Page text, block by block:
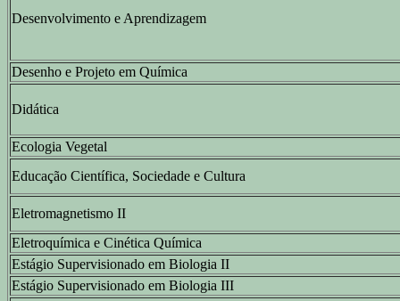
Desenvolvimento e Aprendizagem
Desenho e Projeto em Química
Didática
Ecologia Vegetal
Educação Científica, Sociedade e Cultura
Eletromagnetismo II
Eletroquímica e Cinética Química
Estágio Supervisionado em Biologia II
Estágio Supervisionado em Biologia III